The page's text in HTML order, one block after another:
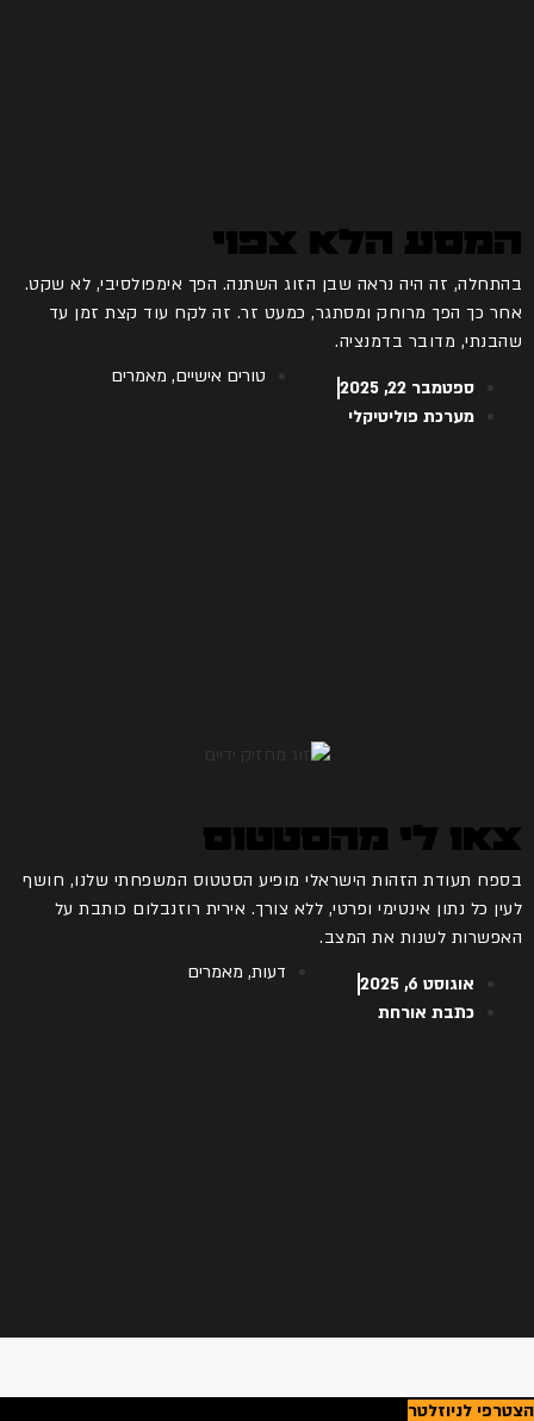
המסע הלא צפוי
בהתחלה, זה היה נראה שבן הזוג השתנה. הפך אימפולסיבי, לא שקט.
אחר כך הפך מרוחק ומסתגר, כמעט זר. זה לקח עוד קצת זמן עד
שהבנתי, מדובר בדמנציה.
ספטמבר 22, 2025
מערכת פוליטיקלי
טורים אישיים, מאמרים
צאו לי מהסטטוס
בספח תעודת הזהות הישראלי מופיע הסטטוס המשפחתי שלנו, חושף
לעין כל נתון אינטימי ופרטי, ללא צורך. אירית רוזנבלום כותבת על
האפשרות לשנות את המצב.
אוגוסט 6, 2025
כתבת אורחת
דעות, מאמרים
הצטרפי לניוזלטר